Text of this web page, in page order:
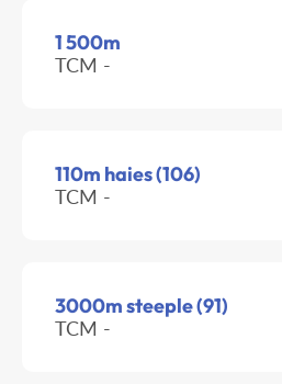
1 500m
TCM -
110m haies (106)
TCM -
3000m steeple (91)
TCM -